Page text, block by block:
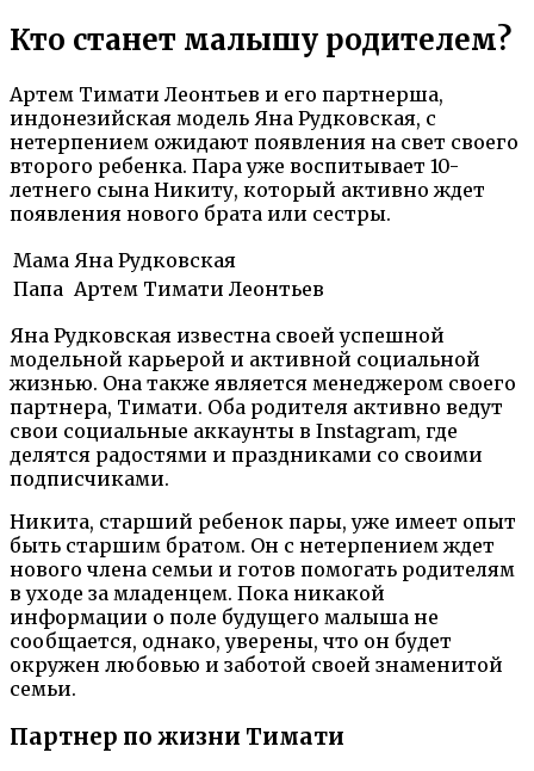
Кто станет малышу родителем?
Артем Тимати Леонтьев и его партнерша,
индонезийская модель Яна Рудковская, с
нетерпением ожидают появления на свет своего
второго ребенка. Пара уже воспитывает 10-
летнего сына Никиту, который активно ждет
появления нового брата или сестры.
Мама Яна Рудковская
Папа Артем Тимати Леонтьев
Яна Рудковская известна своей успешной
модельной карьерой и активной социальной
жизнью. Она также является менеджером своего
партнера, Тимати. Оба родителя активно ведут
свои социальные аккаунты в Instagram, где
делятся радостями и праздниками со своими
подписчиками.
Никита, старший ребенок пары, уже имеет опыт
быть старшим братом. Он с нетерпением ждет
нового члена семьи и готов помогать родителям
в уходе за младенцем. Пока никакой
информации о поле будущего малыша не
сообщается, однако, уверены, что он будет
окружен любовью и заботой своей знаменитой
семьи.
Партнер по жизни Тимати